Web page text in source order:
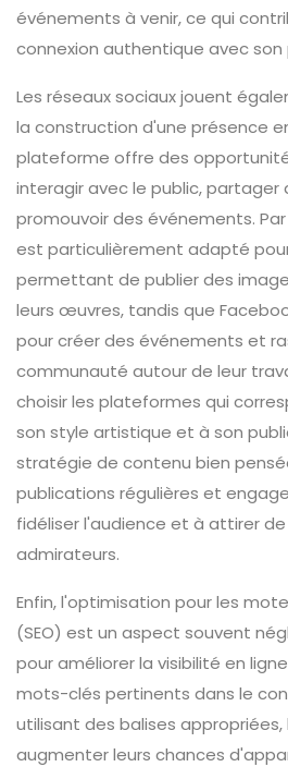
événements à venir, ce qui
connexion authentique avec son
Les réseaux sociaux jouent
la construction d'une présence
plateforme offre des
interagir avec le public, partager
promouvoir des événements.
est particulièrement adapté
permettant de publier des
leurs œuvres, tandis que
pour créer des événements et
communauté autour de leur
choisir les plateformes qui
son style artistique et à son
stratégie de contenu bien
publications régulières et
fidéliser l'audience et à attirer
admirateurs.
Enfin, l'optimisation pour les
(SEO) est un aspect souvent
pour améliorer la visibilité en
mots-clés pertinents dans le
utilisant des balises
augmenter leurs chances